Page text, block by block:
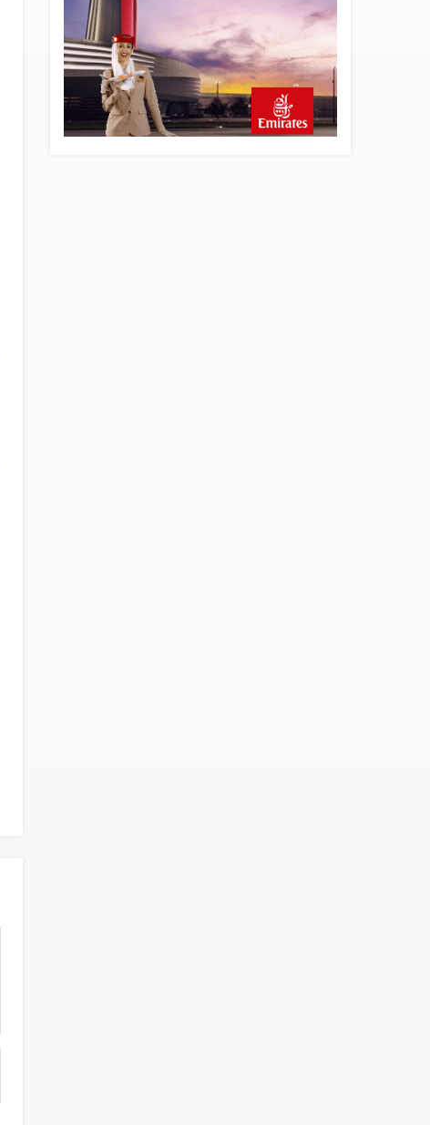
İstanbul Havalimanı’nın 4.
Pistinde İlk Test Uçuşu
Yapıldı
20 saat önce
Aslıhan Güven, Airport